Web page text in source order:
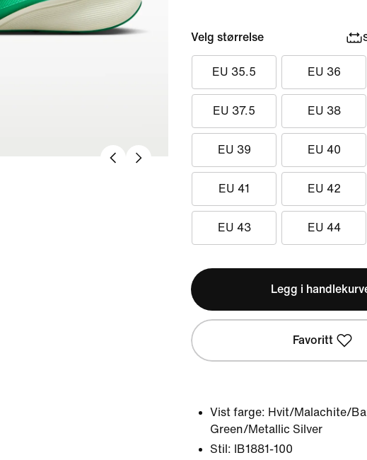
Velg størrelse
EU 35.5 EU 36
EU 37.5 EU 38
EU 39 EU 40
EU 41 EU 42
EU 43 EU 44
Legg i
Favoritt
Vist farge: Hvit/Malachite/
Green/Metallic Silver
Stil:
IB1881-100